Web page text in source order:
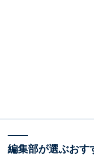
編集部が選ぶおす